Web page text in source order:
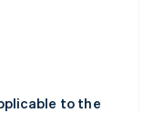
to the